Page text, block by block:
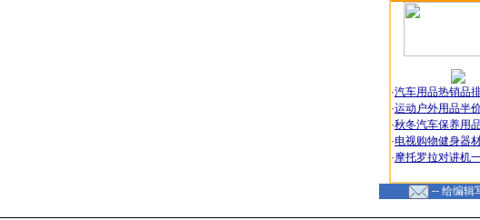
·汽车用品热销品
·运动户外用品半
·秋冬汽车保养用
·电视购物健身器
·摩托罗拉对讲机
-- 给编辑